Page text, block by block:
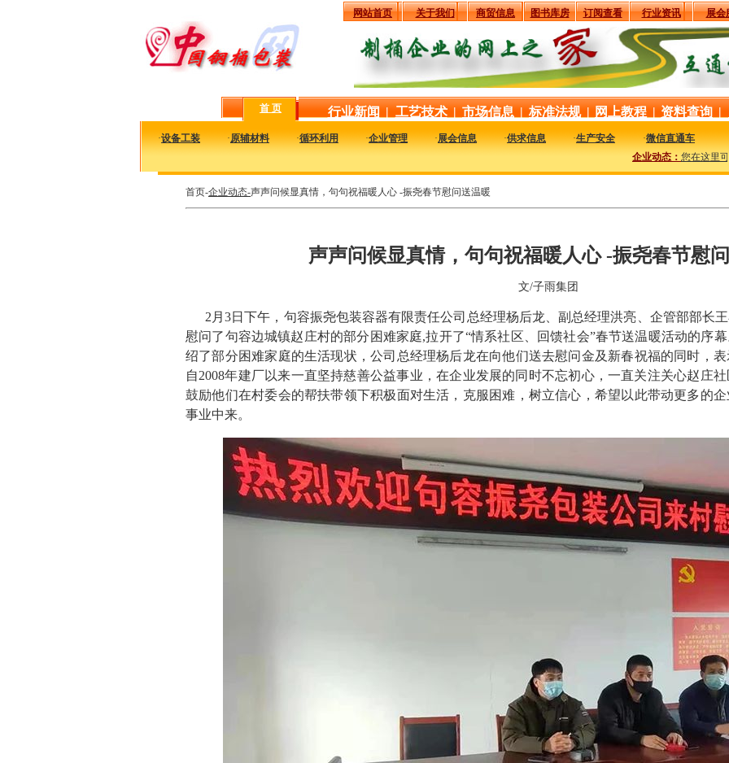
网站首页 关于我们 商贸信息 图书库房 订阅查看 行业资讯 展会
首 页 行业新闻 | 工艺技术 | 市场信息 | 标准法规 | 网上教程 | 资料查询 |
·设备工装 ·原辅材料 ·循环利用 ·企业管理 ·展会信息 ·供求信息 ·生产安全 ·微信直通车
企业动态：您在这里可以及
首页-企业动态-声声问候显真情，句句祝福暖人心 -振尧春节慰问送温暖
声声问候显真情，句句祝福暖人心 -振尧春节慰
文/子雨集团
2月3日下午，句容振尧包装容器有限责任公司总经理杨后龙、副总经理洪亮、企管部部长
慰问了句容边城镇赵庄村的部分困难家庭,拉开了“情系社区、回馈社会”春节送温暖活动的序
绍了部分困难家庭的生活现状，公司总经理杨后龙在向他们送去慰问金及新春祝福的同时，
自2008年建厂以来一直坚持慈善公益事业，在企业发展的同时不忘初心，一直关注关心赵庄
鼓励他们在村委会的帮扶带领下积极面对生活，克服困难，树立信心，希望以此带动更多的
事业中来。